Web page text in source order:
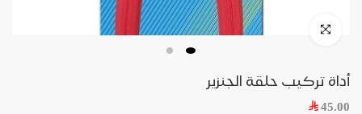
أداة تركيب حلقة الجنزير
45.00